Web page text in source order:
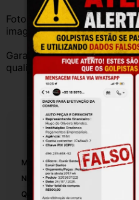
Fotos reais do produto.
imagens.
Garantia válida somente
qualificado.
Marca:
Número De Peça:
Quantidade De Injetores: